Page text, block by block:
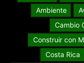
Ambiente
Cambio
Construir con
Costa Rica